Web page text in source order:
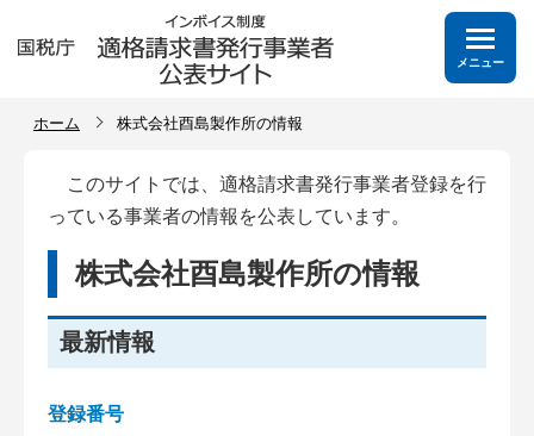
メニュー
ホーム 株式会社酉島製作所の情報
このサイトでは、適格請求書発行事業者登録を行
っている事業者の情報を公表しています。
株式会社酉島製作所の情報
最新情報
登録番号